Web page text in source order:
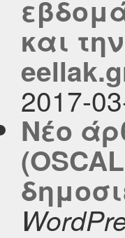
και
2017-
Νέο